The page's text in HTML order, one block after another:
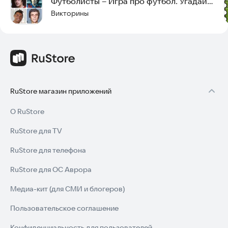
футболиста!
Викторины
RuStore магазин приложений
О RuStore
RuStore для TV
RuStore для телефона
RuStore для ОС Аврора
Медиа-кит (для СМИ и блогеров)
Пользовательское соглашение